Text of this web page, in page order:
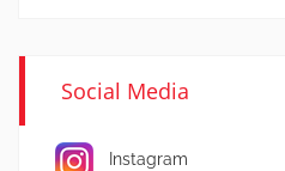
Social Media
Instagram